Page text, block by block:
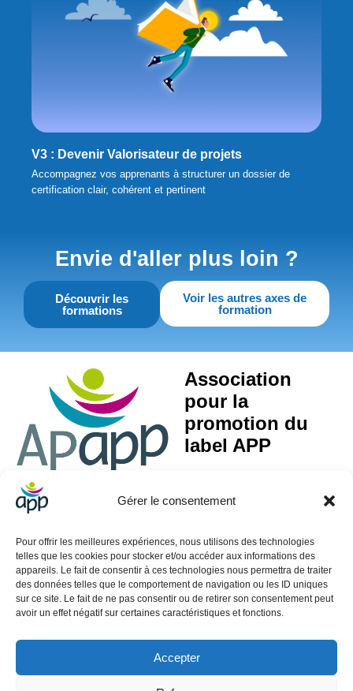
Gérer le consentement
Pour offrir les meilleures expériences, nous utilisons des technologies
telles que les cookies pour stocker et/ou accéder aux informations des
appareils. Le fait de consentir à ces technologies nous permettra de traiter
des données telles que le comportement de navigation ou les ID uniques
sur ce site. Le fait de ne pas consentir ou de retirer son consentement peut
avoir un effet négatif sur certaines caractéristiques et fonctions.
Accepter
V3 : Devenir Valorisateur de projets
Accompagnez vos apprenants à structurer un dossier de
certification clair, cohérent et pertinent
Envie d'aller plus loin ?
Découvrir les
formations
Voir les autres axes de
formation
Association
pour la
promotion du
label APP
SIRET : 499 088 060 00045
Informations
Contact
01.40.39.70.18
contact@app-reseau.eu
3 rue Coq Héron 75001 Paris